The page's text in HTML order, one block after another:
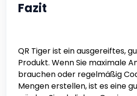
Fazit
QR Tiger ist ein ausgereiftes,
Produkt. Wenn Sie maximale
brauchen oder regelmäßig
Mengen erstellen, ist es eine